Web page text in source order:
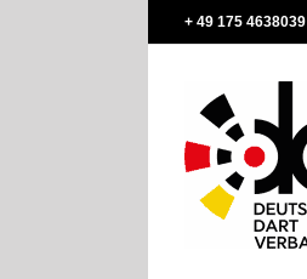
‭+ 49 175 4638039‬